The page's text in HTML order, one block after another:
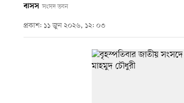
বাসস সংসদ ভবন
প্রকাশ: ১১ জুন ২০২৬, ১২: ০৩